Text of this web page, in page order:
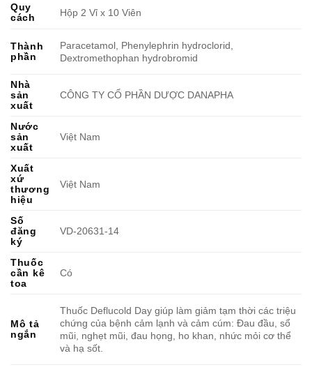
Quy
cách
Hộp 2 Vỉ x 10 Viên
Thành
phần
Paracetamol, Phenylephrin hydroclorid,
Dextromethophan hydrobromid
Nhà
sản
xuất
CÔNG TY CỔ PHẦN DƯỢC DANAPHA
Nước
sản
xuất
Việt Nam
Xuất
xứ
thương
hiệu
Việt Nam
Số
đăng
ký
VD-20631-14
Thuốc
cần kê
toa
Có
Mô tả
ngắn
Thuốc Deflucold Day giúp làm giảm tạm thời các triệu
chứng của bệnh cảm lạnh và cảm cúm: Đau đầu, sổ
mũi, nghẹt mũi, đau họng, ho khan, nhức mỏi cơ thể
và hạ sốt.